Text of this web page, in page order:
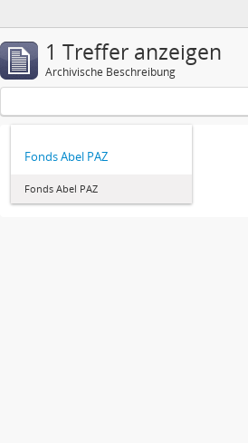
1 Treffer anzeigen
Archivische Beschreibung
Fonds Abel PAZ
Fonds Abel PAZ